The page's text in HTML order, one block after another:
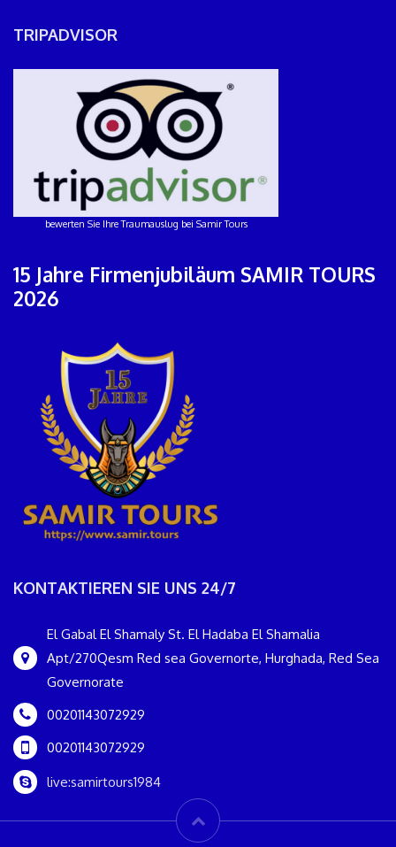
TRIPADVISOR
bewerten Sie Ihre Traumauslug bei Samir Tours
15 Jahre Firmenjubiläum SAMIR TOURS
2026
KONTAKTIEREN SIE UNS 24/7
El Gabal El Shamaly St. El Hadaba El Shamalia
Apt/270Qesm Red sea Governorte, Hurghada, Red Sea
Governorate
00201143072929
00201143072929
live:samirtours1984